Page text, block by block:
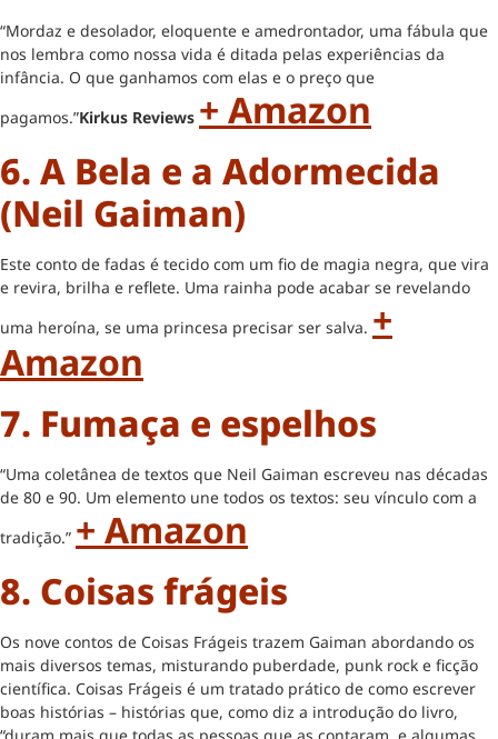
“Mordaz e desolador, eloquente e amedrontador, uma fábula que
nos lembra como nossa vida é ditada pelas experiências da
infância. O que ganhamos com elas e o preço que
pagamos.”Kirkus Reviews + Amazon
6. A Bela e a Adormecida
(Neil Gaiman)
Este conto de fadas é tecido com um fio de magia negra, que vira
e revira, brilha e reflete. Uma rainha pode acabar se revelando
uma heroína, se uma princesa precisar ser salva. +
Amazon
7. Fumaça e espelhos
“Uma coletânea de textos que Neil Gaiman escreveu nas décadas
de 80 e 90. Um elemento une todos os textos: seu vínculo com a
tradição.” + Amazon
8. Coisas frágeis
Os nove contos de Coisas Frágeis trazem Gaiman abordando os
mais diversos temas, misturando puberdade, punk rock e ficção
científica. Coisas Frágeis é um tratado prático de como escrever
boas histórias – histórias que, como diz a introdução do livro,
“duram mais que todas as pessoas que as contaram, e algumas